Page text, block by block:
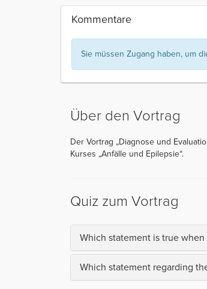
Kommentare
Sie müssen Zugang haben, um
Über den Vortrag
Der Vortrag „Diagnose und
Kurses „Anfälle und Epilepsie“.
Quiz zum Vortrag
Which statement is true
Which statement regarding